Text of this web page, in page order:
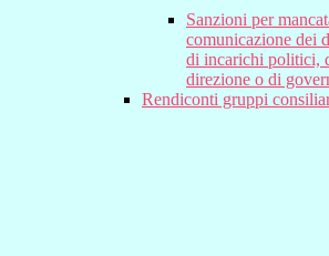
Sanzioni per
comunicazione dei
di incarichi politici,
direzione o di
Rendiconti gruppi